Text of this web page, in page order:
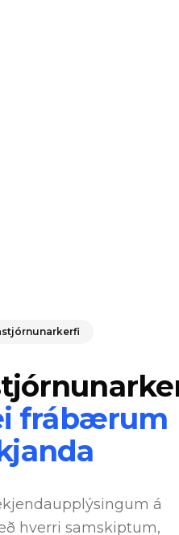
frábærum
á
hverri samskiptum,